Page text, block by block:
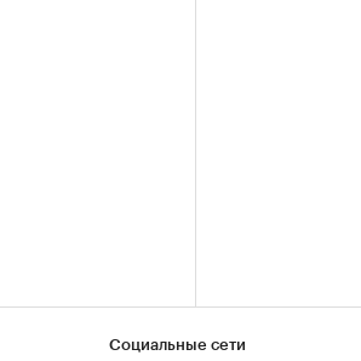
Социальные сети